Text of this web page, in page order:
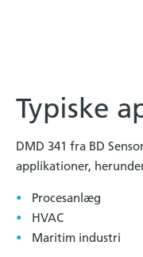
Typiske
DMD 341 fra BD
applikationer,
Procesanlæg
HVAC
Maritim industri